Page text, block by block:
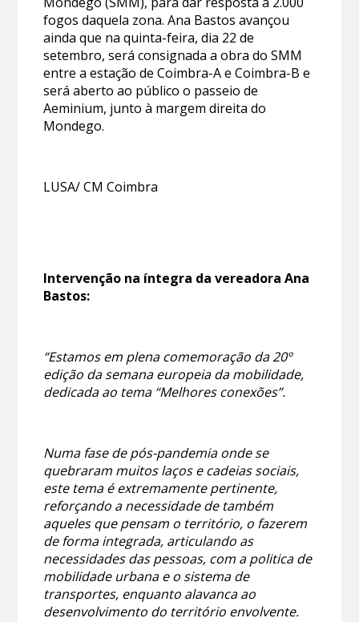
fogos daquela zona. Ana Bastos avançou
ainda que na quinta-feira, dia 22 de
setembro, será consignada a obra do SMM
entre a estação de Coimbra-A e Coimbra-B e
será aberto ao público o passeio de
Aeminium, junto à margem direita do
Mondego.
LUSA/ CM Coimbra
Intervenção na íntegra da vereadora Ana
Bastos:
“Estamos em plena comemoração da 20º
edição da semana europeia da mobilidade,
dedicada ao tema “Melhores conexões”.
Numa fase de pós-pandemia onde se
quebraram muitos laços e cadeias sociais,
este tema é extremamente pertinente,
reforçando a necessidade de também
aqueles que pensam o território, o fazerem
de forma integrada, articulando as
necessidades das pessoas, com a politica de
mobilidade urbana e o sistema de
transportes, enquanto alavanca ao
desenvolvimento do território envolvente.